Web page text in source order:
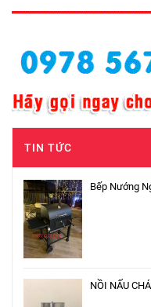
TIN TỨC
Bếp Nướng
NỒI NẤU